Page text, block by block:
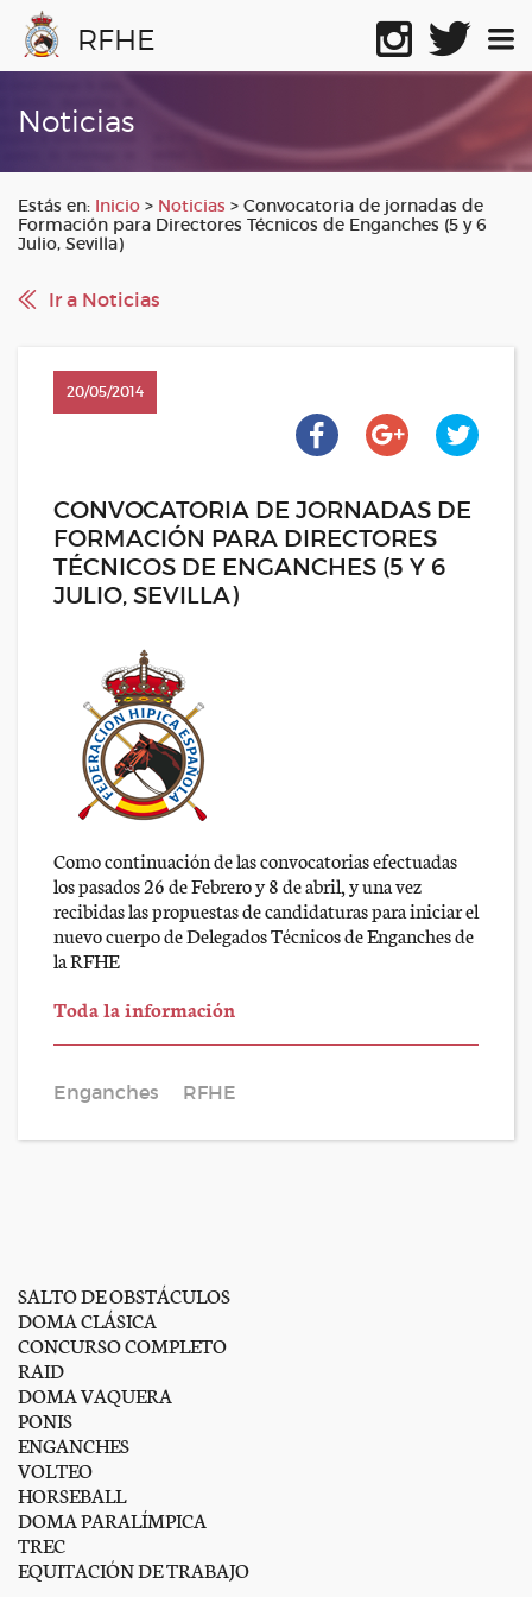
RFHE
Noticias
Estás en: Inicio > Noticias > Convocatoria de jornadas de
Formación para Directores Técnicos de Enganches (5 y 6
Julio, Sevilla)
Ir a Noticias
20/05/2014
CONVOCATORIA DE JORNADAS DE
FORMACIÓN PARA DIRECTORES
TÉCNICOS DE ENGANCHES (5 Y 6
JULIO, SEVILLA)
Como continuación de las convocatorias efectuadas
los pasados 26 de Febrero y 8 de abril, y una vez
recibidas las propuestas de candidaturas para iniciar el
nuevo cuerpo de Delegados Técnicos de Enganches de
la RFHE
Toda la información
Enganches RFHE
SALTO DE OBSTÁCULOS
DOMA CLÁSICA
CONCURSO COMPLETO
RAID
DOMA VAQUERA
PONIS
ENGANCHES
VOLTEO
HORSEBALL
DOMA PARALÍMPICA
TREC
EQUITACIÓN DE TRABAJO